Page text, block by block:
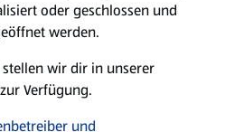
oder geschlossen und
werden.
wir dir in unserer
Verfügung.
und